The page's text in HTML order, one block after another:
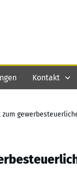
Kontakt
zum